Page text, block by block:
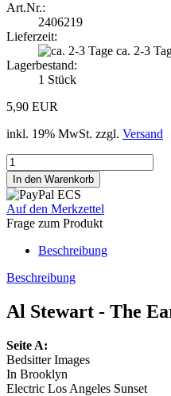
Art.Nr.:
2406219
Lieferzeit:
ca. 2-3
Lagerbestand:
1 Stück
5,90 EUR
inkl. 19% MwSt. zzgl. Versand
Auf den Merkzettel
Frage zum Produkt
Beschreibung
Beschreibung
Al Stewart - The
Seite A:
Bedsitter Images
In Brooklyn
Electric Los Angeles Sunset